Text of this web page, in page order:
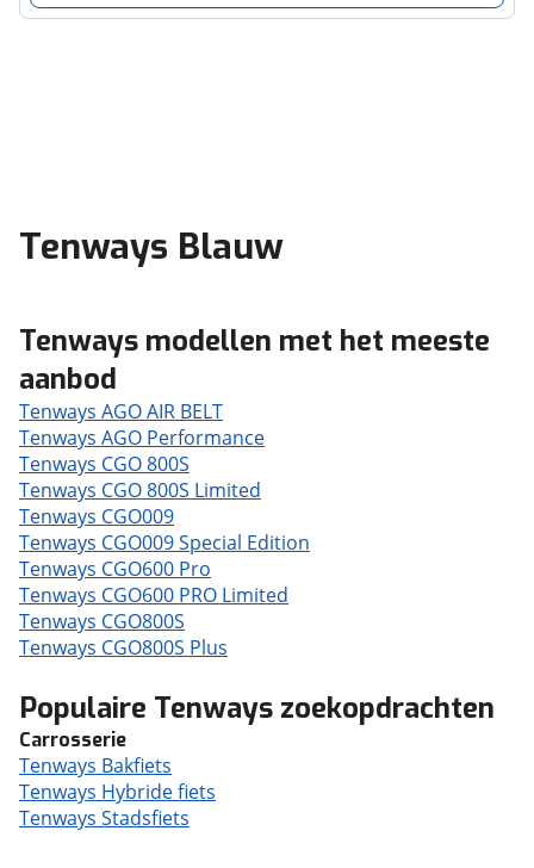
Tenways Blauw
Tenways modellen met het meeste
aanbod
Tenways AGO AIR BELT
Tenways AGO Performance
Tenways CGO 800S
Tenways CGO 800S Limited
Tenways CGO009
Tenways CGO009 Special Edition
Tenways CGO600 Pro
Tenways CGO600 PRO Limited
Tenways CGO800S
Tenways CGO800S Plus
Populaire Tenways zoekopdrachten
Carrosserie
Tenways Bakfiets
Tenways Hybride fiets
Tenways Stadsfiets